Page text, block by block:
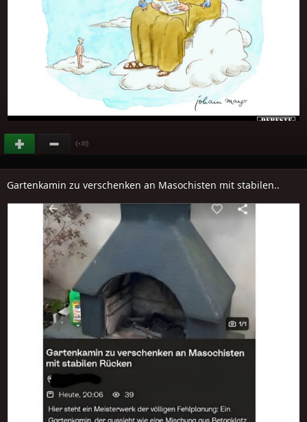
(+20)
Gartenkamin zu verschenken an Masochisten mit stabilen..